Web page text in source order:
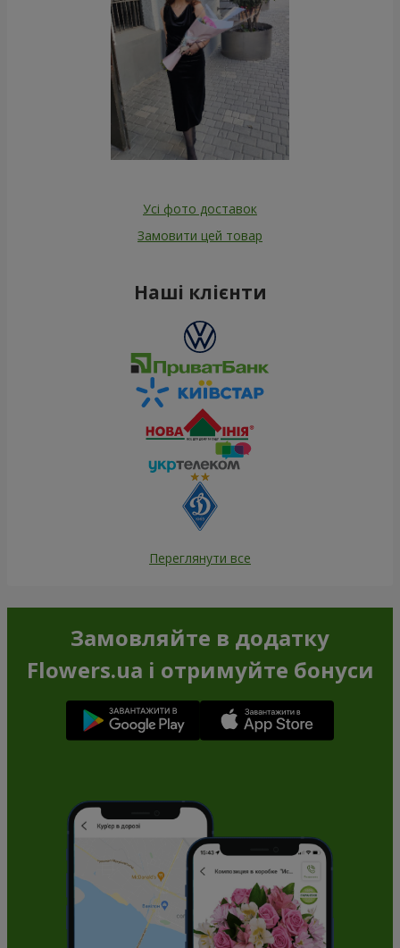
Усі фото доставок
Замовити цей товар
Наші клієнти
Переглянути все
Замовляйте в додатку
Flowers.ua і отримуйте бонуси